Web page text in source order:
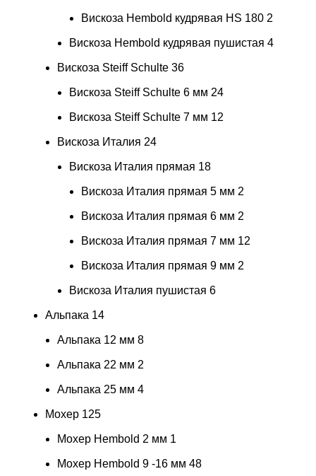
Вискоза Hembold кудрявая HS 180 2
Вискоза Hembold кудрявая пушистая 4
Вискоза Steiff Schulte 36
Вискоза Steiff Schulte 6 мм 24
Вискоза Steiff Schulte 7 мм 12
Вискоза Италия 24
Вискоза Италия прямая 18
Вискоза Италия прямая 5 мм 2
Вискоза Италия прямая 6 мм 2
Вискоза Италия прямая 7 мм 12
Вискоза Италия прямая 9 мм 2
Вискоза Италия пушистая 6
Альпака 14
Альпака 12 мм 8
Альпака 22 мм 2
Альпака 25 мм 4
Мохер 125
Мохер Hembold 2 мм 1
Мохер Hembold 9 -16 мм 48